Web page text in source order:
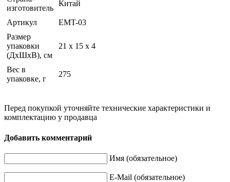
изготовитель
Китай
Артикул
EMT-03
Размер
упаковки
(ДхШхВ), см
21 x 15 x 4
Вес в
упаковке, г
275
Перед покупкой уточняйте технические характеристики и
комплектацию у продавца
Добавить комментарий
Имя (обязательное)
E-Mail (обязательное)